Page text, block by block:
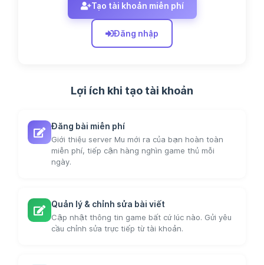
Tạo tài khoản miễn phí
Đăng nhập
Lợi ích khi tạo tài khoản
Đăng bài miễn phí
Giới thiệu server Mu mới ra của bạn hoàn toàn
miễn phí, tiếp cận hàng nghìn game thủ mỗi
ngày.
Quản lý & chỉnh sửa bài viết
Cập nhật thông tin game bất cứ lúc nào. Gửi yêu
cầu chỉnh sửa trực tiếp từ tài khoản.